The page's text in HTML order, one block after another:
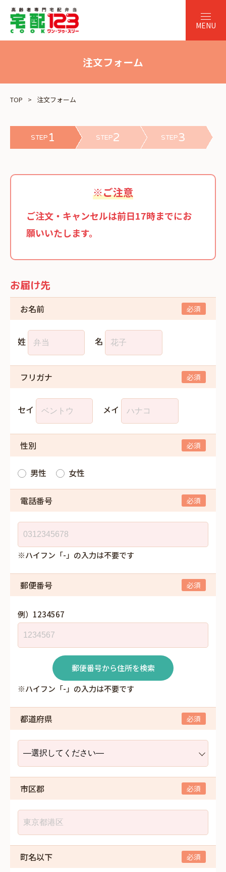
注文フォーム
TOP 注文フォーム
STEP 1 STEP2 STEP3
※ご注意
ご注文・キャンセルは前日17時までにお
願いいたします。
お届け先
お名前
姓 名
フリガナ
セイ メイ
性別
男性 女性
電話番号
※ハイフン「-」の入力は不要です
郵便番号
例）1234567
郵便番号から住所を検索
※ハイフン「-」の入力は不要です
都道府県
市区郡
町名以下